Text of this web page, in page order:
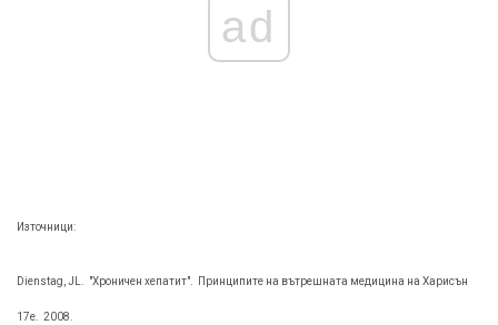
ad
Източници:
Dienstag, JL. "Хроничен хепатит". Принципите на вътрешната медицина на Харисън
17е. 2008.